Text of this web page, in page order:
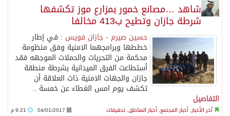
شاهد …مصانع خمور بمزارع موز تكشفها
شرطة جازان وتطيح ب413 مخالفا
حسين صيرم - جازان فويس : في إطار
خططها وبرامجهما الامنية وفق منظومة
محكمة من التحريات والحملات الموجهه فقد
أستطاعت الفرق الميدانية بشرطة منطقة
جازان والجهات الامنية ذات العلاقة أن
تكشف يوم امس الغطاء عن خمسة ..
التفاصيل
آخر الأخبار, أخبار المجتمع, أخبار المناطق, تحقيقات 04/01/2017